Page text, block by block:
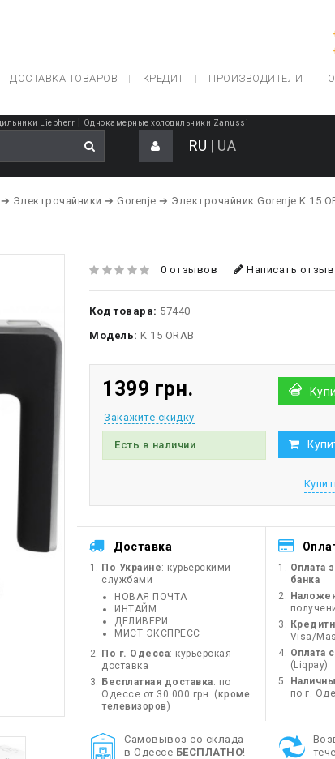
ДОСТАВКА ТОВАРОВ КРЕДИТ ПРОИЗВОДИТЕЛИ
Liebherr Однокамерные холодильники Zanussi
RU | UA
➔ Электрочайники ➔ Gorenje ➔ Электрочайник Gorenje K 15
0 отзывов Написать отзыв
Код товара: 57440
Модель: K 15 ORAB
1399 грн.
Закажите скидку
Есть в наличии
Доставка
По Украине: курьерскими
службами
НОВАЯ ПОЧТА
ИНТАЙМ
ДЕЛИВЕРИ
МИСТ ЭКСПРЕСС
По г. Одесса: курьерская
доставка
Бесплатная доставка: по
Одессе от 30 000 грн. (кроме
телевизоров)
Оплата
банка
Visa/
Оплата
(Liqpay)
по г.
Cамовывоз со склада
в Одессе БЕСПЛАТНО!